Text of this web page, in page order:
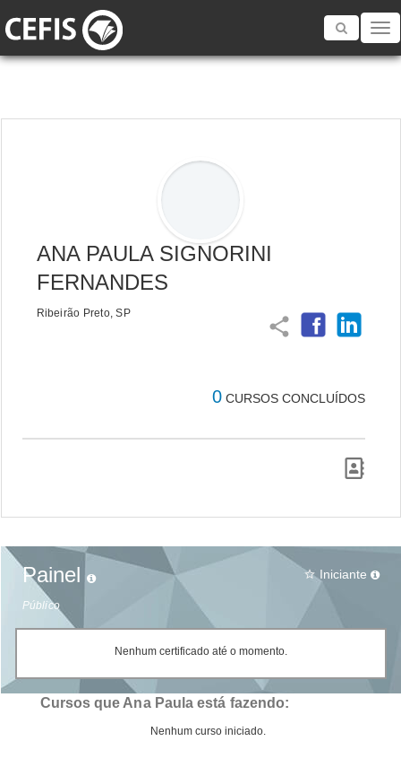
Toggle
ANA PAULA SIGNORINI
FERNANDES
Ribeirão Preto, SP
share
0 CURSOS CONCLUÍDOS
Painel
Público
star_border Iniciante
Nenhum certificado até o momento.
Cursos que Ana Paula está fazendo:
Nenhum curso iniciado.